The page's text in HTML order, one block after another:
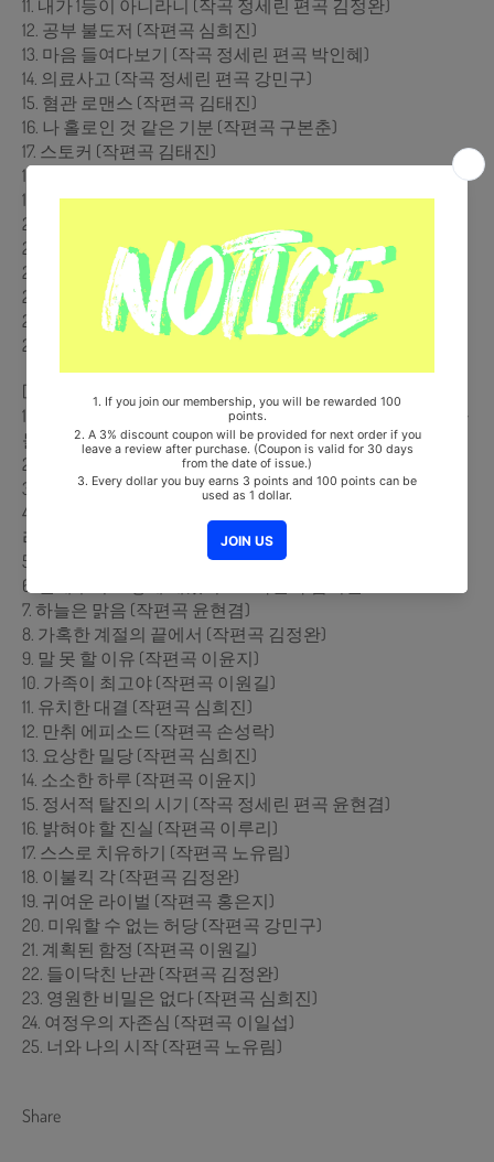
11. 내가 1등이 아니라니 (작곡 정세린 편곡 김정완)
12. 공부 불도저 (작편곡 심희진)
13. 마음 들여다보기 (작곡 정세린 편곡 박인혜)
14. 의료사고 (작곡 정세린 편곡 강민구)
15. 혐관 로맨스 (작편곡 김태진)
16. 나 홀로인 것 같은 기분 (작편곡 구본춘)
17. 스토커 (작편곡 김태진)
18. 만들어진 증거 (작편곡 이세연)
19. 설렘의 순간 (작편곡 이윤지)
20. 스타 의사 (작편곡 손성락)
21. 킹받는 매력 (작편곡 강민구)
22. 소심한 찌질이 (작편곡 이윤지)
23. 웬수는 외나무다리에서 만난다 (작편곡 심희진)
24. 그냥 친구? (작편곡 윤현겸)
25. 우당탕탕 하늘이네 (작편곡 박인혜)
[CD-2]
1. 오늘의 내가 괜찮아야 내일의 나를 도울 수 있다 (feat. 권하
늘) (작곡 정세린 편곡 김태진)
2. 남선생과 여선생 (작편곡 노유림)
3. 뜻밖의 찬스 (작편곡 김정완)
4. 우리 쓰러진 김에 하늘 보고 쉬자 (작곡 정세린 편곡 이루
리)
5. 작은 결심 (작편곡 이루리)
6. 언제부터 그렇게 예뻤어요? (작편곡 심희진)
7. 하늘은 맑음 (작편곡 윤현겸)
8. 가혹한 계절의 끝에서 (작편곡 김정완)
9. 말 못 할 이유 (작편곡 이윤지)
10. 가족이 최고야 (작편곡 이원길)
11. 유치한 대결 (작편곡 심희진)
12. 만취 에피소드 (작편곡 손성락)
13. 요상한 밀당 (작편곡 심희진)
14. 소소한 하루 (작편곡 이윤지)
15. 정서적 탈진의 시기 (작곡 정세린 편곡 윤현겸)
16. 밝혀야 할 진실 (작편곡 이루리)
17. 스스로 치유하기 (작편곡 노유림)
18. 이불킥 각 (작편곡 김정완)
19. 귀여운 라이벌 (작편곡 홍은지)
20. 미워할 수 없는 허당 (작편곡 강민구)
21. 계획된 함정 (작편곡 이원길)
22. 들이닥친 난관 (작편곡 김정완)
23. 영원한 비밀은 없다 (작편곡 심희진)
24. 여정우의 자존심 (작편곡 이일섭)
25. 너와 나의 시작 (작편곡 노유림)
Share